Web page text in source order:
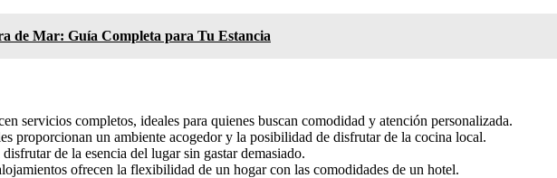
de Mar: Guía Completa para Tu Estancia
servicios completos, ideales para quienes buscan comodidad y atención personalizada.
proporcionan un ambiente acogedor y la posibilidad de disfrutar de la cocina local.
de la esencia del lugar sin gastar demasiado.
ofrecen la flexibilidad de un hogar con las comodidades de un hotel.